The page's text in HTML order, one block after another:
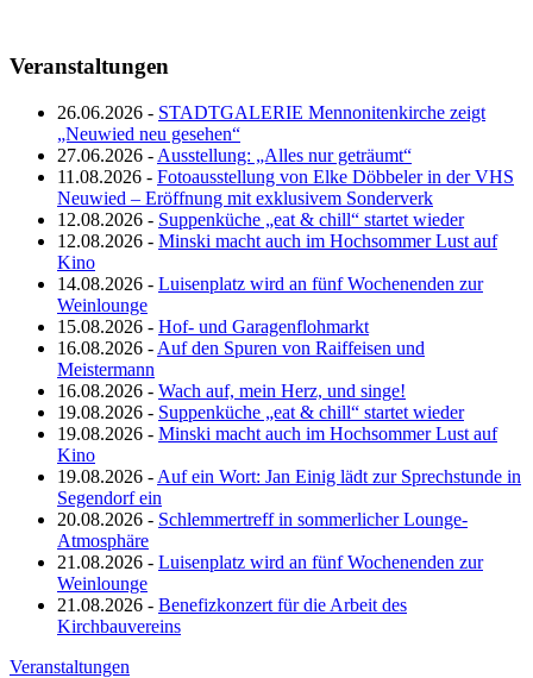
Veranstaltungen
26.06.2026 - STADTGALERIE Mennonitenkirche zeigt
„Neuwied neu gesehen“
27.06.2026 - Ausstellung: „Alles nur geträumt“
11.08.2026 - Fotoausstellung von Elke Döbbeler in der VHS
Neuwied – Eröffnung mit exklusivem Sonderverk
12.08.2026 - Suppenküche „eat & chill“ startet wieder
12.08.2026 - Minski macht auch im Hochsommer Lust auf
Kino
14.08.2026 - Luisenplatz wird an fünf Wochenenden zur
Weinlounge
15.08.2026 - Hof- und Garagenflohmarkt
16.08.2026 - Auf den Spuren von Raiffeisen und
Meistermann
16.08.2026 - Wach auf, mein Herz, und singe!
19.08.2026 - Suppenküche „eat & chill“ startet wieder
19.08.2026 - Minski macht auch im Hochsommer Lust auf
Kino
19.08.2026 - Auf ein Wort: Jan Einig lädt zur Sprechstunde in
Segendorf ein
20.08.2026 - Schlemmertreff in sommerlicher Lounge-
Atmosphäre
21.08.2026 - Luisenplatz wird an fünf Wochenenden zur
Weinlounge
21.08.2026 - Benefizkonzert für die Arbeit des
Kirchbauvereins
Veranstaltungen